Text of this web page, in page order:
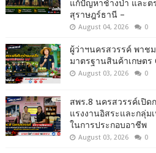
แก้ปัญหาช้างป่า และต
สุราษฎร์ธานี –
August 04, 2026 0
ผู้ว่าฯนครสวรรค์ พาช
มาตรฐานสินค้าเกษตร
August 03, 2026 0
สพร.8 นครสวรรค์เปิด
แรงงานอิสระและกลุ่ม
ในการประกอบอาชีพ
August 03, 2026 0